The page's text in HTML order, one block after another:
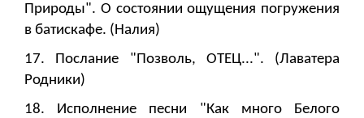
Природы". О состоянии ощущения погружения
в батискафе. (Налия)
17. Послание "Позволь, ОТЕЦ...". (Лаватера
Родники)
18. Исполнение песни "Как много Белого